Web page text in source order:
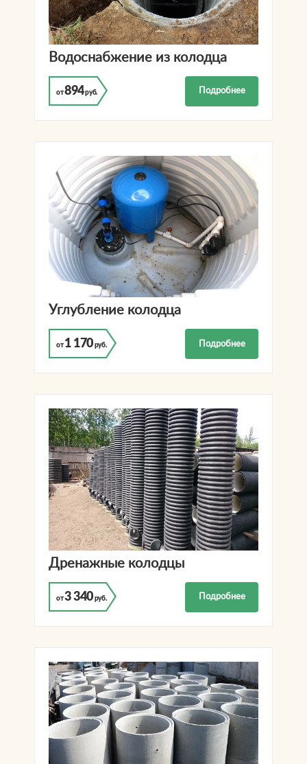
Водоснабжение из колодца
от894руб. Подробнее
Углубление колодца
от 1 170 руб. Подробнее
Дренажные колодцы
от3 340 руб. Подробнее